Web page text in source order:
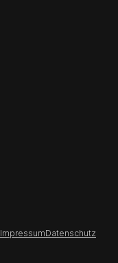
ImpressumDatenschutz